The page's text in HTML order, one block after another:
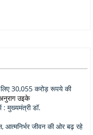
30,055 करोड़ रूपये की
उइके
: मुख्यमंत्री डॉ.
आत्मनिर्भर जीवन की ओर बढ़ रहे